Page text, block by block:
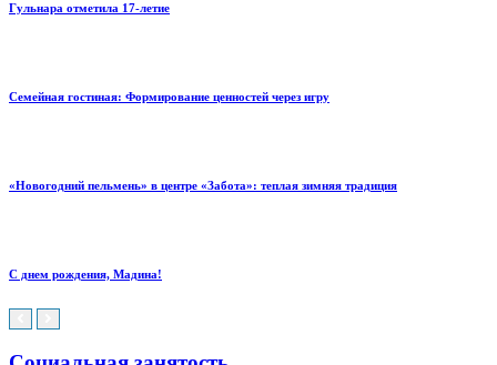
Гульнара отметила 17‑летие
Семейная гостиная: Формирование ценностей через игру
«Новогодний пельмень» в центре «Забота»: теплая зимняя традиция
С днем рождения, Мадина!